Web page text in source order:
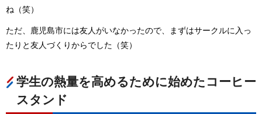
ね（笑）
ただ、鹿児島市には友人がいなかったので、まずはサークルに入っ
たりと友人づくりからでした（笑）
学生の熱量を高めるために始めたコーヒー
スタンド